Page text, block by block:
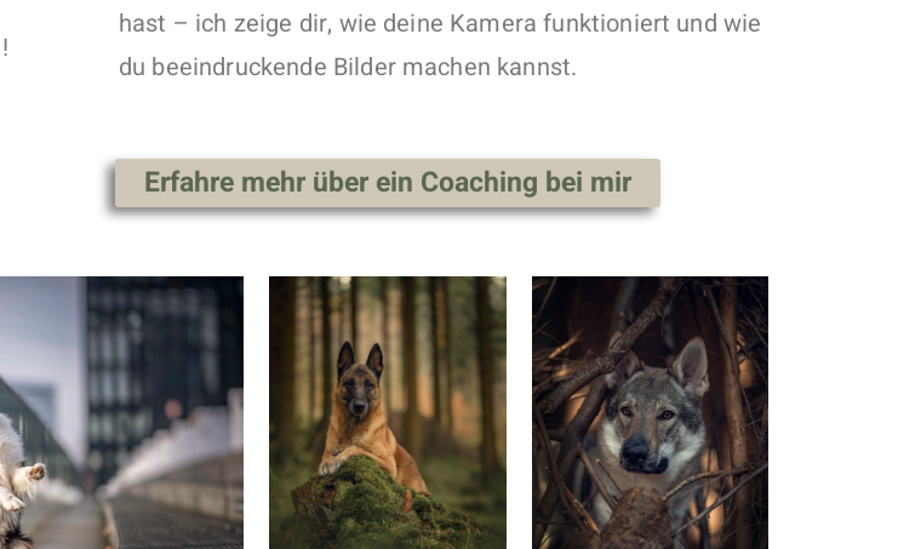
hast – ich zeige dir, wie deine Kamera funktioniert und wie
du beeindruckende Bilder machen kannst.
Erfahre mehr über ein Coaching bei mir